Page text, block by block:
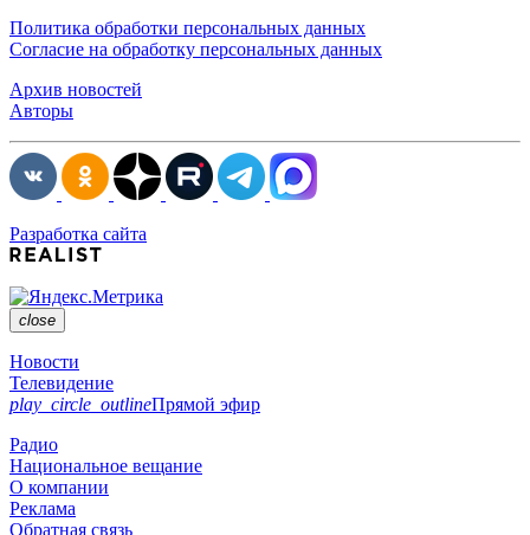
Политика обработки персональных данных
Согласие на обработку персональных данных
Архив новостей
Авторы
Разработка сайта
close
Новости
Телевидение
play_circle_outlineПрямой эфир
Радио
Национальное вещание
О компании
Реклама
Обратная связь